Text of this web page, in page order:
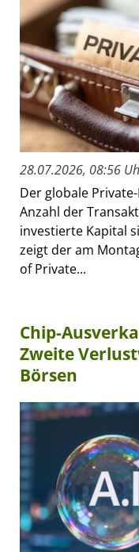
28.07.2026, 08:56
Der globale
Anzahl der
investierte Kapital
zeigt der am
of Private...
Chip-
Zweite
Börsen